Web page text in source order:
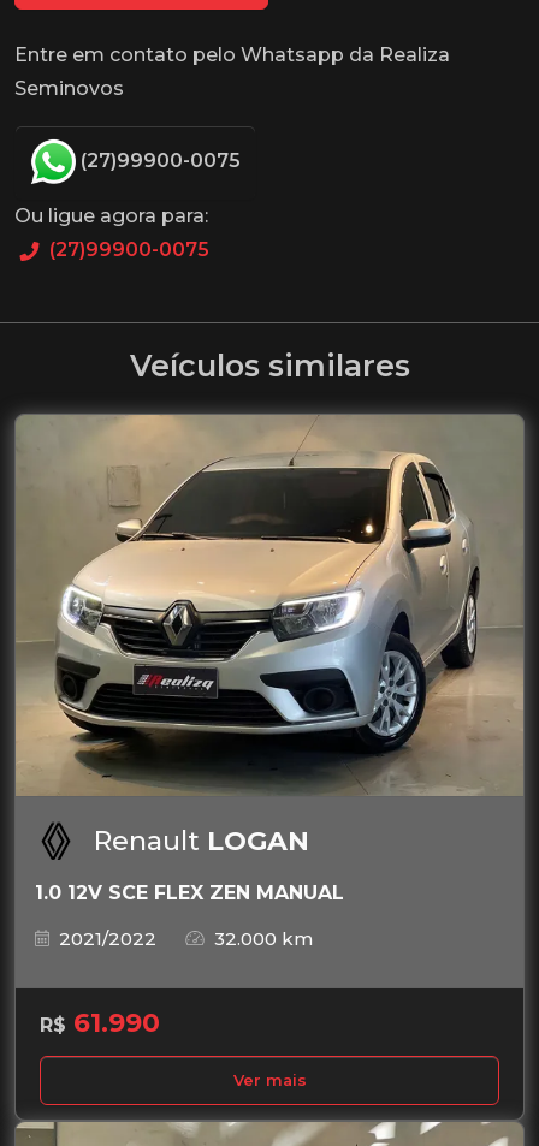
Entre em contato pelo Whatsapp da Realiza
Seminovos
(27)99900-0075
Ou ligue agora para:
(27)99900-0075
Veículos similares
Renault LOGAN
1.0 12V SCE FLEX ZEN MANUAL
2021/2022
32.000 km
R$ 61.990
Ver mais